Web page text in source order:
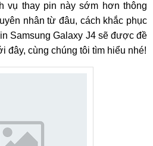
vụ thay pin này sớm hơn thông
nhân từ đâu, cách khắc phục
Samsung Galaxy J4 sẽ được đề
đây, cùng chúng tôi tìm hiểu nhé!